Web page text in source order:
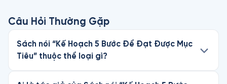
Câu Hỏi Thường Gặp
Sách nói “Kế Hoạch 5 Bước Để Đạt Được Mục
Tiêu” thuộc thể loại gì?